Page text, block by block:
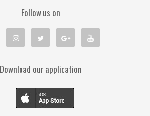
Follow us on
Download our application